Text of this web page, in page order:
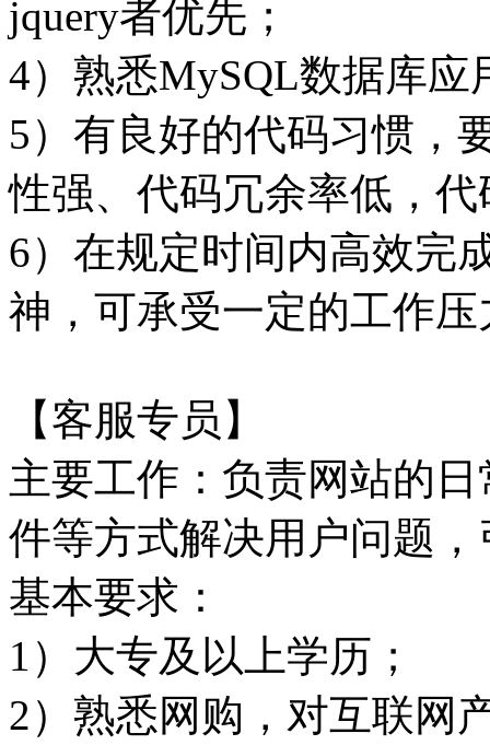
jquery者优先；
4）熟悉MySQL数据库应
5）有良好的代码习惯，
性强、代码冗余率低，
6）在规定时间内高效完
神，可承受一定的工作压
【客服专员】
主要工作：负责网站的
件等方式解决用户问题
基本要求：
1） 大专及以上学历；
2）熟悉网购，对互联网